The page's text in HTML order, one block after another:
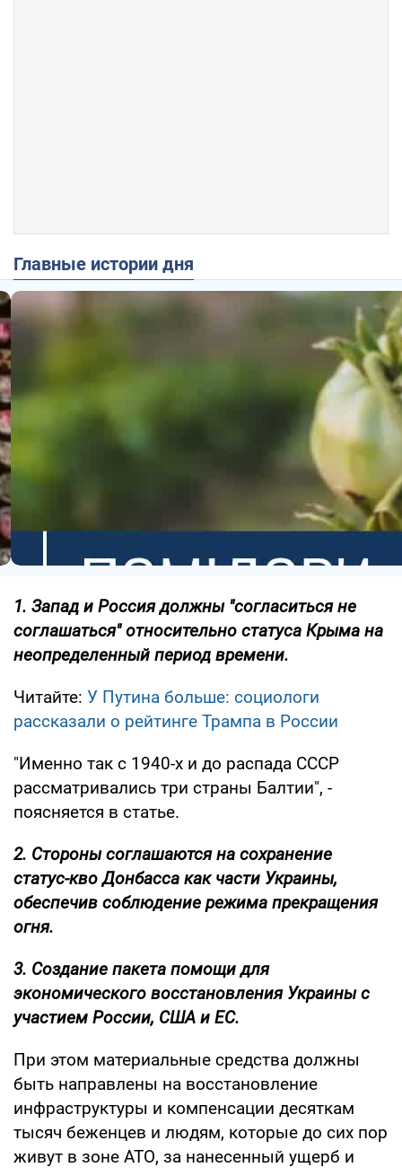
Главные истории дня
1. Запад и Россия должны "согласиться не
соглашаться" относительно статуса Крыма на
неопределенный период времени.
Читайте: У Путина больше: социологи
рассказали о рейтинге Трампа в России
"Именно так с 1940-х и до распада СССР
рассматривались три страны Балтии", -
поясняется в статье.
2. Стороны соглашаются на сохранение
статус-кво Донбасса как части Украины,
обеспечив соблюдение режима прекращения
огня.
3. Создание пакета помощи для
экономического восстановления Украины с
участием России, США и ЕС.
При этом материальные средства должны
быть направлены на восстановление
инфраструктуры и компенсации десяткам
тысяч беженцев и людям, которые до сих пор
живут в зоне АТО, за нанесенный ущерб и